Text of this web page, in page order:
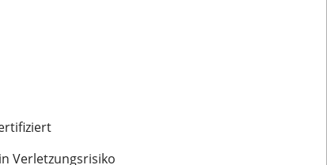
Verletzungsrisiko